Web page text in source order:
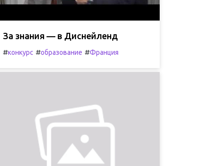
За знания — в Диснейленд
#конкурс #образование #Франция